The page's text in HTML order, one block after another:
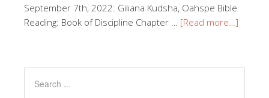
September 7th, 2022: Giliana Kudsha, Oahspe Bible
Reading: Book of Discipline Chapter … [Read more…]